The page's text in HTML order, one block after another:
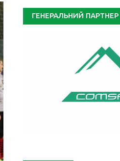
ГЕНЕРАЛЬНИЙ ПАРТНЕР